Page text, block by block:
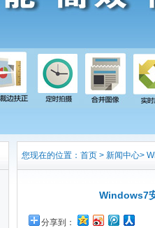
您现在的位置：首页 > 新闻中心>
Windows7
分享到：